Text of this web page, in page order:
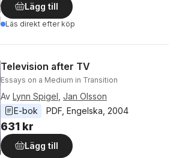
Lägg till
Läs direkt efter köp
Television after TV
Essays on a Medium in Transition
Av Lynn Spigel Jan Olsson
E-bok
PDF Engelska 2004
631 kr
Lägg till